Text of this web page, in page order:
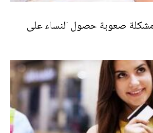
صعوبة حصول النساء على